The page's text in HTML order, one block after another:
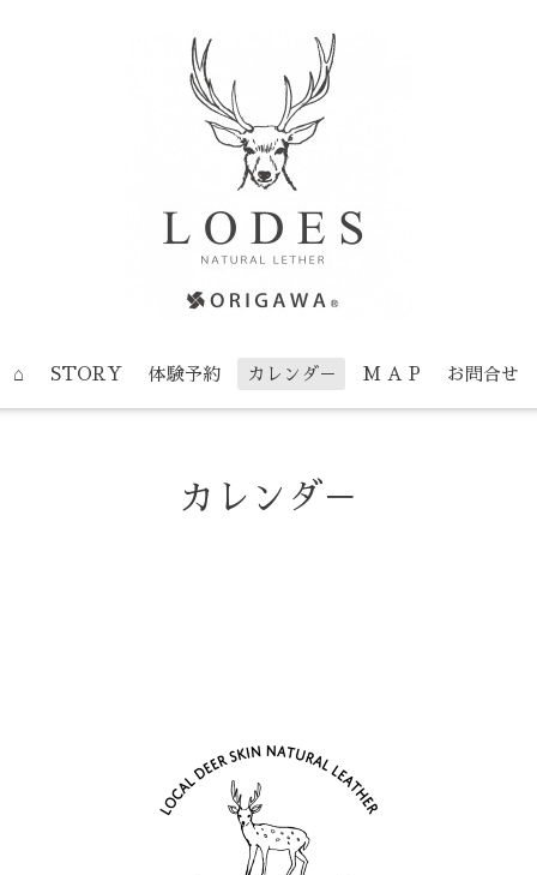
⌂ STORY 体験予約 カレンダ－ M A P お問合せ
カレンダ－